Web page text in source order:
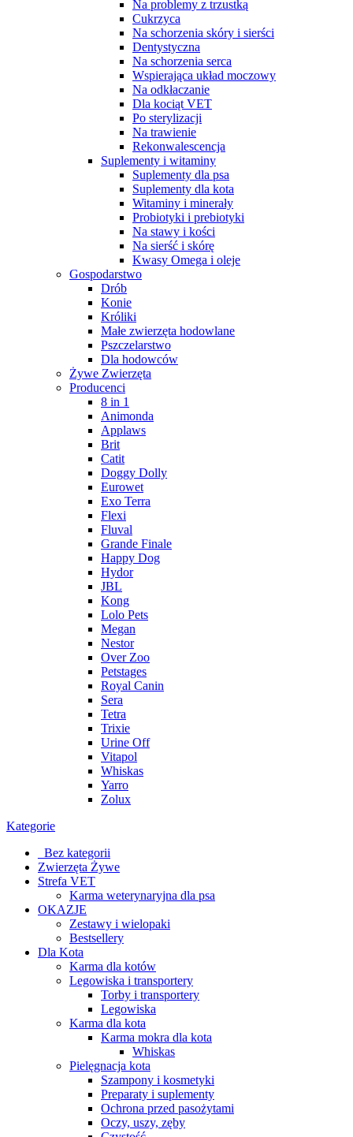
Na problemy z trzustką
Cukrzyca
Na schorzenia skóry i sierści
Dentystyczna
Na schorzenia serca
Wspierająca układ moczowy
Na odkłaczanie
Dla kociąt VET
Po sterylizacji
Na trawienie
Rekonwalescencja
Suplementy i witaminy
Suplementy dla psa
Suplementy dla kota
Witaminy i minerały
Probiotyki i prebiotyki
Na stawy i kości
Na sierść i skórę
Kwasy Omega i oleje
Gospodarstwo
Drób
Konie
Króliki
Małe zwierzęta hodowlane
Pszczelarstwo
Dla hodowców
Żywe Zwierzęta
Producenci
8 in 1
Animonda
Applaws
Brit
Catit
Doggy Dolly
Eurowet
Exo Terra
Flexi
Fluval
Grande Finale
Happy Dog
Hydor
JBL
Kong
Lolo Pets
Megan
Nestor
Over Zoo
Petstages
Royal Canin
Sera
Tetra
Trixie
Urine Off
Vitapol
Whiskas
Yarro
Zolux
Kategorie
_Bez kategorii
Zwierzęta Żywe
Strefa VET
Karma weterynaryjna dla psa
OKAZJE
Zestawy i wielopaki
Bestsellery
Dla Kota
Karma dla kotów
Legowiska i transportery
Torby i transportery
Legowiska
Karma dla kota
Karma mokra dla kota
Whiskas
Pielęgnacja kota
Szampony i kosmetyki
Preparaty i suplementy
Ochrona przed pasożytami
Oczy, uszy, zęby